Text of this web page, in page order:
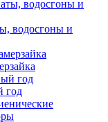
водосгоны и
год